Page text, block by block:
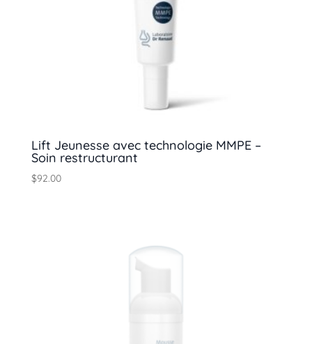
Lift Jeunesse avec technologie MMPE –
Soin restructurant
$92.00